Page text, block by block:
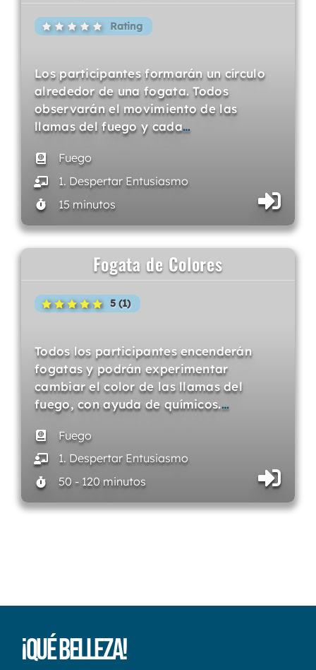
Rating
Los participantes formarán un círculo
alrededor de una fogata. Todos
observarán el movimiento de las
llamas del fuego y cada…
Fuego
1. Despertar Entusiasmo
15 minutos
Fogata de Colores
5 (1)
Todos los participantes encenderán
fogatas y podrán experimentar
cambiar el color de las llamas del
fuego, con ayuda de químicos.…
Fuego
1. Despertar Entusiasmo
50 - 120 minutos
¡Qué Belleza!